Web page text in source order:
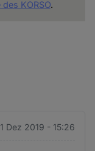
KORSO.
Dez 2019 - 15:26